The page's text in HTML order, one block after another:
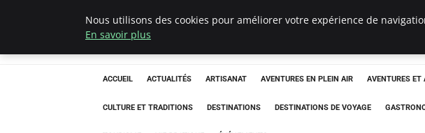
Correze Co
ACCUEIL ACTUALITÉS ARTISANAT AVENTURES EN PLEIN AIR AVENTURES ET
CULTURE ET TRADITIONS DESTINATIONS DESTINATIONS DE VOYAGE
Nous utilisons des cookies pour améliorer votre expérience de
En savoir plus